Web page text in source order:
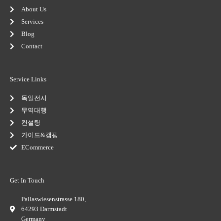
About Us
Services
Blog
Contact
Service Links
독일전시
무역대행
컨설팅
가이드&캠핑
ECommerce
Get In Touch
Pallaswiesenstrasse 180,
64293 Darmstadt
Germany